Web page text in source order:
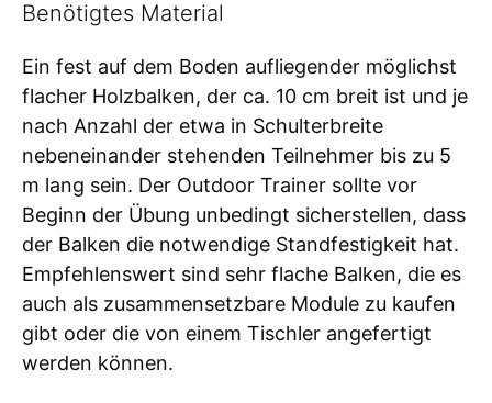
Benötigtes Material
Ein fest auf dem Boden aufliegender möglichst
flacher Holzbalken, der ca. 10 cm breit ist und je
nach Anzahl der etwa in Schulterbreite
nebeneinander stehenden Teilnehmer bis zu 5
m lang sein. Der Outdoor Trainer sollte vor
Beginn der Übung unbedingt sicherstellen, dass
der Balken die notwendige Standfestigkeit hat.
Empfehlenswert sind sehr flache Balken, die es
auch als zusammensetzbare Module zu kaufen
gibt oder die von einem Tischler angefertigt
werden können.